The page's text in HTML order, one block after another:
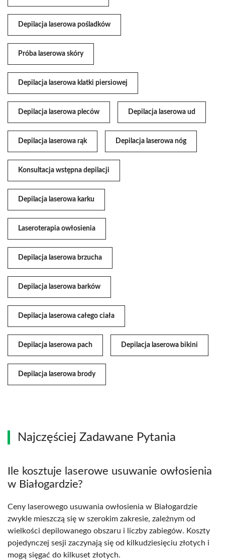
Depilacja laserowa pośladków
Próba laserowa skóry
Depilacja laserowa klatki piersiowej
Depilacja laserowa pleców Depilacja laserowa ud
Depilacja laserowa rąk Depilacja laserowa nóg
Konsultacja wstępna depilacji
Depilacja laserowa karku
Laseroterapia owłosienia
Depilacja laserowa brzucha
Depilacja laserowa barków
Depilacja laserowa całego ciała
Depilacja laserowa pach Depilacja laserowa bikini
Depilacja laserowa brody
Najczęściej Zadawane Pytania
Ile kosztuje laserowe usuwanie owłosienia
w Białogardzie?
Ceny laserowego usuwania owłosienia w Białogardzie
zwykle mieszczą się w szerokim zakresie, zależnym od
wielkości depilowanego obszaru i liczby zabiegów. Koszty
pojedynczej sesji zaczynają się od kilkudziesięciu złotych i
mogą sięgać do kilkuset złotych.